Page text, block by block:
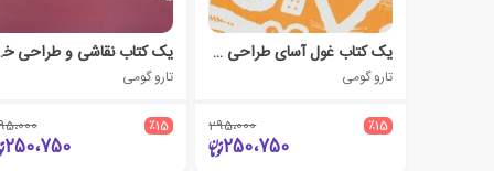
یک کتاب غول آسای طراحی و سرگرمی خلاق 2
تارو گومی
٪15 295،000
250،750
یک کتاب
تارو گومی
٪15
250،750